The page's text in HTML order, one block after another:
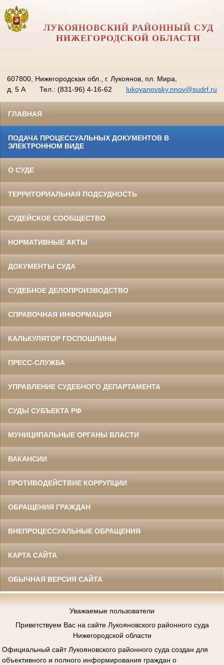
ЛУКОЯНОВСКИЙ РАЙОННЫЙ СУД
НИЖЕГОРОДСКОЙ ОБЛАСТИ
607800, Нижегородская обл., г. Лукоянов, пл. Мира,
д. 5 А
Тел.: (831-96) 4-16-62 lukoyanovsky.nnov@sudrf.ru
ГЛАВНАЯ
ПОДАЧА ПРОЦЕССУАЛЬНЫХ ДОКУМЕНТОВ В
ЭЛЕКТРОННОМ ВИДЕ
О СУДЕ
ТЕРРИТОРИАЛЬНАЯ ПОДСУДНОСТЬ
СУДЕЙСКОЕ СООБЩЕСТВО
НОРМАТИВНЫЕ АКТЫ
ДОКУМЕНТЫ СУДА
СУДЕБНОЕ ДЕЛОПРОИЗВОДСТВО
СПРАВОЧНАЯ ИНФОРМАЦИЯ
КАЛЬКУЛЯТОР ГОСПОШЛИНЫ
ПРЕСС-СЛУЖБА
УПРАВЛЕНИЕ СУДЕБНОГО ДЕПАРТАМЕНТА
СУДЫ СУБЪЕКТА РФ
МУНИЦИПАЛЬНЫЕ ОРГАНЫ ВЛАСТИ
ВАКАНСИИ
ПРОТИВОДЕЙСТВИЕ КОРРУПЦИИ
ОБРАЩЕНИЯ ГРАЖДАН
ВНЕПРОЦЕССУАЛЬНЫЕ ОБРАЩЕНИЯ
КАРТА САЙТА
ОБЫЧНАЯ ВЕРСИЯ САЙТА
Уважаемые пользователи
Приветствуем Вас на сайте Лукояновского районного суда
Нижегородской области
Официальный сайтЛукояновского районногосуда создан для
объективного и полного информирования граждан о